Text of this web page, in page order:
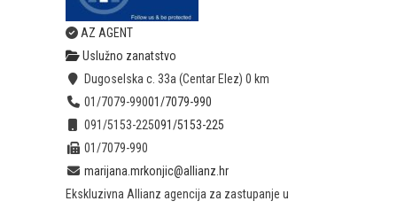
AZ AGENT
Uslužno zanatstvo
Dugoselska c. 33a (Centar Elez) 0 km
01/7079-99001/7079-990
091/5153-225091/5153-225
01/7079-990
marijana.mrkonjic@allianz.hr
Ekskluzivna Allianz agencija za zastupanje u